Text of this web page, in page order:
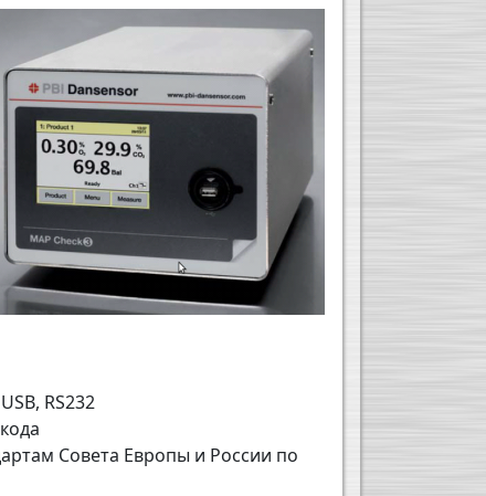
RS232
Совета Европы и России по